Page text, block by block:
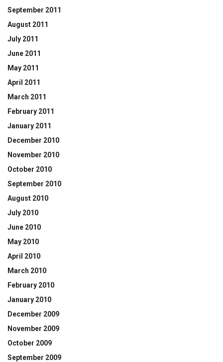
September 2011
August 2011
July 2011
June 2011
May 2011
April 2011
March 2011
February 2011
January 2011
December 2010
November 2010
October 2010
September 2010
August 2010
July 2010
June 2010
May 2010
April 2010
March 2010
February 2010
January 2010
December 2009
November 2009
October 2009
September 2009